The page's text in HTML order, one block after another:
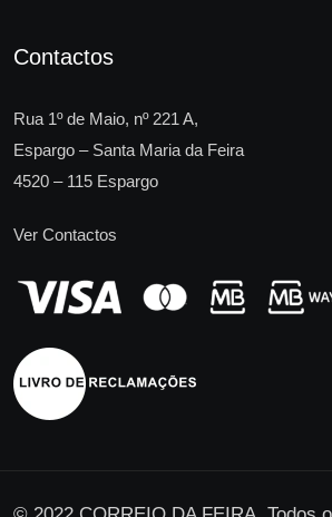
Contactos
Rua 1º de Maio, nº 221 A,
Espargo – Santa Maria da Feira
4520 – 115 Espargo
Ver Contactos